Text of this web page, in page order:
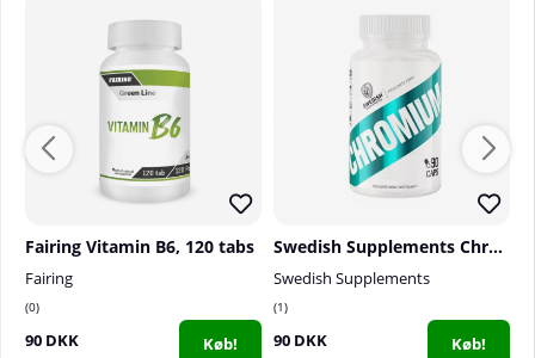
Fairing Vitamin B6, 120 tabs
Fairing
0
90 DKK Køb!
Swedish Supplements Chromium, 90 caps
Swedish Supplements
1
90 DKK Køb!